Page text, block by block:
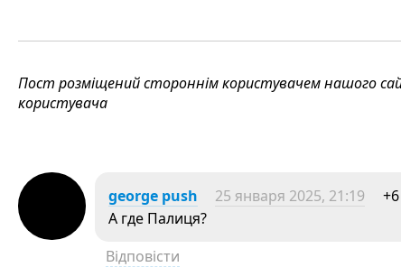
Пост розміщений стороннім користувачем нашого
користувача
george push 25 января 2025, 21:19
+6
А где Палиця?
Відповісти